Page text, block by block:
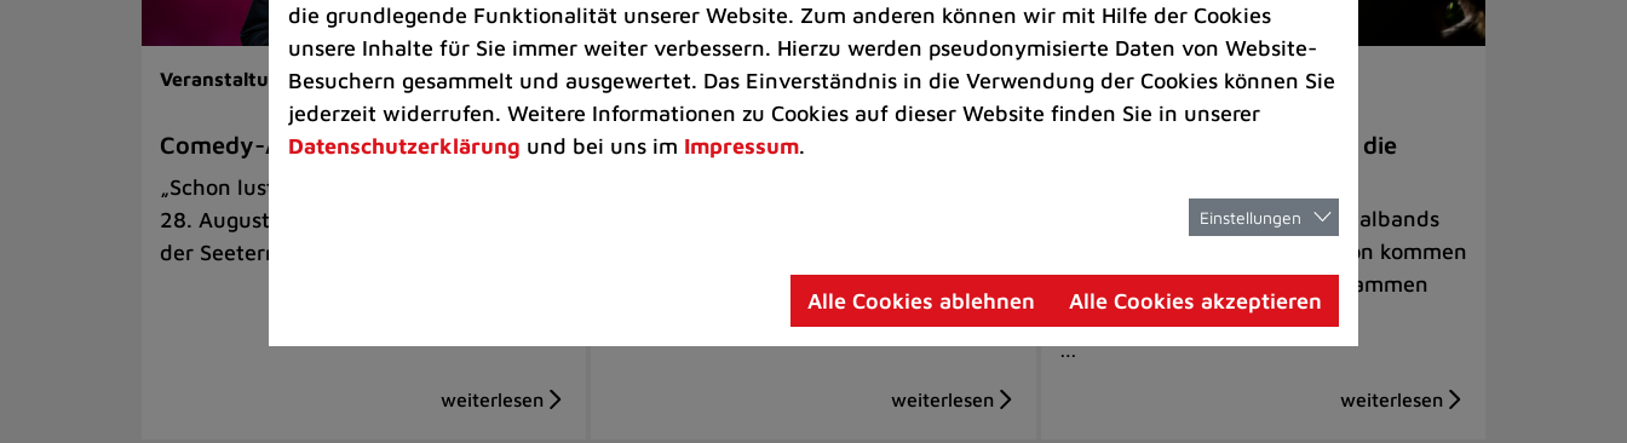
Veranstaltungen | Kunst & Kultur
Comedy-Abend mit Benni Stark
„Schon lustig, wenn’s witzig ist!“ am
28. August auf der Sommerbühne an
der Seeterrasse
Veranstaltungen
Kultkicker Ansgar Brinkmann
Veranstaltungen
„Manege Madness“ bringt die
Internationale Rock- und Metalbands
und starke Acts aus der Region kommen
am 17. Oktober in Lintorf zusammen
…
die grundlegende Funktionalität unserer Website. Zum anderen können wir mit Hilfe der Cookies
unsere Inhalte für Sie immer weiter verbessern. Hierzu werden pseudonymisierte Daten von Website-
Besuchern gesammelt und ausgewertet. Das Einverständnis in die Verwendung der Cookies können Sie
jederzeit widerrufen. Weitere Informationen zu Cookies auf dieser Website finden Sie in unserer
Datenschutzerklärung und bei uns im Impressum.
Einstellungen
Alle Cookies ablehnen Alle Cookies akzeptieren